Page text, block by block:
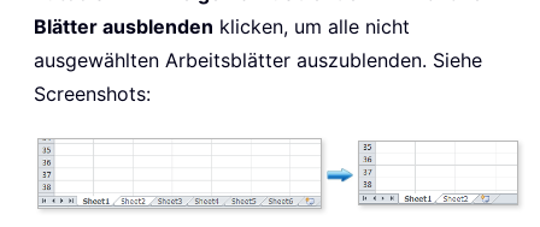
Blätter ausblenden klicken, um alle nicht
ausgewählten Arbeitsblätter auszublenden. Siehe
Screenshots: